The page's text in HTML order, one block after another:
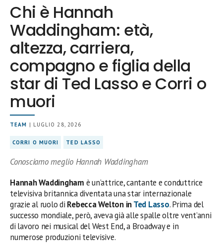
Chi è Hannah
Waddingham: età,
altezza, carriera,
compagno e figlia della
star di Ted Lasso e Corri o
muori
TEAM | LUGLIO 28, 2026
CORRI O MUORI TED LASSO
Conosciamo meglio Hannah Waddingham
Hannah Waddingham è un’attrice, cantante e conduttrice
televisiva britannica diventata una star internazionale
grazie al ruolo di Rebecca Welton inTed Lasso. Prima del
successo mondiale, però, aveva già alle spalle oltre vent’anni
di lavoro nei musical del West End, a Broadway e in
numerose produzioni televisive.